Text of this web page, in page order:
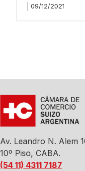
09/12/2021
Av. Leandro N. Alem
10º Piso, CABA.
(54 11) 4311 7187